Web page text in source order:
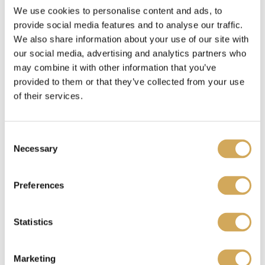
We use cookies to personalise content and ads, to
provide social media features and to analyse our traffic.
We also share information about your use of our site with
our social media, advertising and analytics partners who
may combine it with other information that you’ve
provided to them or that they’ve collected from your use
of their services.
Necessary
Preferences
Statistics
Marketing
Waar kan ik mijn Wasstraapas kado gebruiken?
Benieuwd waar je je Wasstraatpas kado kunt
inzetten?Bekijk hierwelke carwashes bij jou in
de buurt meedoen.
Ik heb een Wasstraatpas kado ontvangen, wat nu?
website. Je krijgt dan een unieke code. Deze
tegelijkertijd als betaalbewijs. Laat de code zien